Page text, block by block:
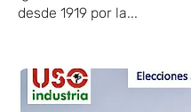
desde 1919 por la...